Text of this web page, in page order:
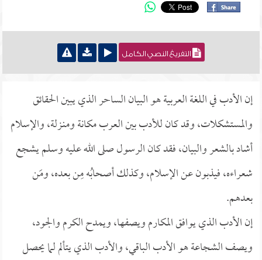
التفريغ النصي الكامل
إن الأدب في اللغة العربية هو البيان الساحر الذي يبين الحقائق
والمستشكلات، وقد كان للأدب بين العرب مكانة ومنـزلة، والإسلام
أشاد بالشعر والبيان، فقد كان الرسول صلى الله عليه وسلم يشجع
شعراءه، فيذبون عن الإسلام، وكذلك أصحابُه مِن بعده، ومَن
بعدهم.
إن الأدب الذي يوافق المكارم ويصفها، ويمدح الكرم والجود،
ويصف الشجاعة هو الأدب الباقي، والأدب الذي يتألم لما يحصل